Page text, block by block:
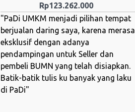
Rp123.262.000
"PaDi UMKM menjadi pilihan tempat
berjualan daring saya, karena merasa
eksklusif dengan adanya
pendampingan untuk Seller dan
pembeli BUMN yang telah disiapkan.
Batik-batik tulis ku banyak yang laku
di PaDi"